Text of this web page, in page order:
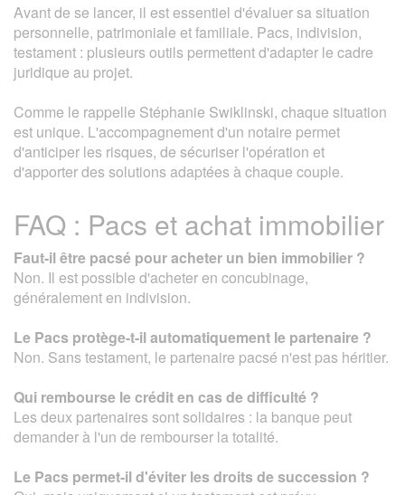
Avant de se lancer, il est essentiel d'évaluer sa situation
personnelle, patrimoniale et familiale. Pacs, indivision,
testament : plusieurs outils permettent d'adapter le cadre
juridique au projet.
Comme le rappelle Stéphanie Swiklinski, chaque situation
est unique. L'accompagnement d'un notaire permet
d'anticiper les risques, de sécuriser l'opération et
d'apporter des solutions adaptées à chaque couple.
FAQ : Pacs et achat immobilier
Faut-il être pacsé pour acheter un bien immobilier ?
Non. Il est possible d'acheter en concubinage,
généralement en indivision.
Le Pacs protège-t-il automatiquement le partenaire ?
Non. Sans testament, le partenaire pacsé n'est pas héritier.
Qui rembourse le crédit en cas de difficulté ?
Les deux partenaires sont solidaires : la banque peut
demander à l'un de rembourser la totalité.
Le Pacs permet-il d'éviter les droits de succession ?